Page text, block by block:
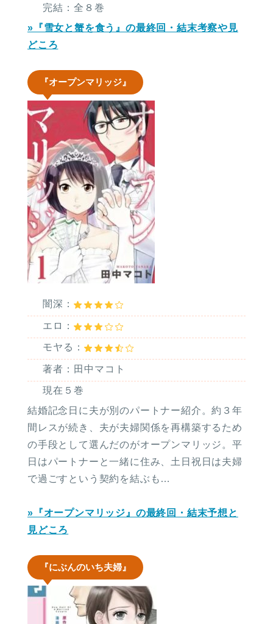
完結：全８巻
»『雪女と蟹を食う』の最終回・結末考察や見
どころ
『オープンマリッジ』
闇深：
エロ：
モヤる：
著者：田中マコト
現在５巻
結婚記念日に夫が別のパートナー紹介。約３年
間レスが続き、夫が夫婦関係を再構築するため
の手段として選んだのがオープンマリッジ。平
日はパートナーと一緒に住み、土日祝日は夫婦
で過ごすという契約を結ぶも…
»『オープンマリッジ』の最終回・結末予想と
見どころ
『にぶんのいち夫婦』